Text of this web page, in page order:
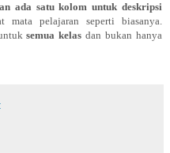
ada satu kolom untuk deskripsi
mata pelajaran seperti biasanya.
semua kelas dan bukan hanya